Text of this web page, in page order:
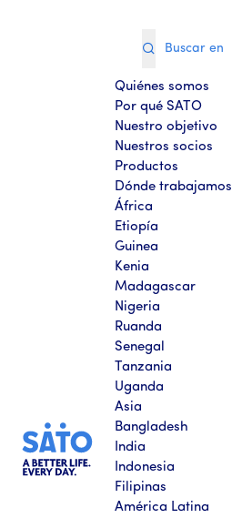
Quiénes somos
Por qué SATO
Nuestro objetivo
Nuestros socios
Productos
Dónde trabajamos
África
Etiopía
Guinea
Kenia
Madagascar
Nigeria
Ruanda
Senegal
Tanzania
Uganda
Asia
Bangladesh
India
Indonesia
Filipinas
América Latina